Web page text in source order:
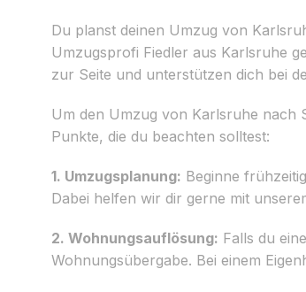
Du planst deinen Umzug von
Umzugsprofi Fiedler aus Karlsruhe
zur Seite und unterstützen dich bei
Um den Umzug von Karlsruhe nach
Punkte, die du beachten solltest:
1. Umzugsplanung: Beginne
Dabei helfen wir dir gerne mit
2. Wohnungsauflösung: Falls du
Wohnungsübergabe. Bei einem